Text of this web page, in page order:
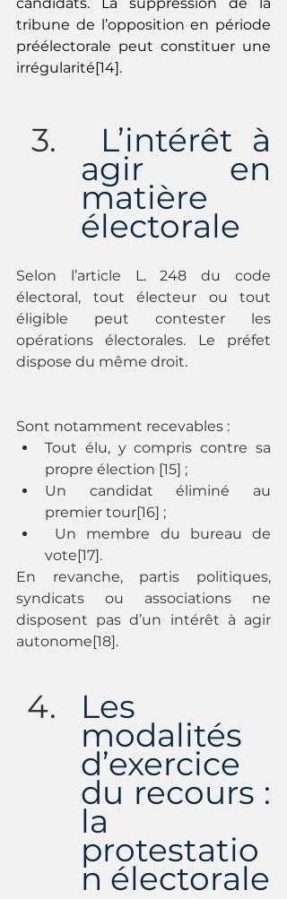
tribune de l’opposition en période
préélectorale peut constituer une
irrégularité[14].
L’intérêt à
agir en
matière
électorale
Selon l’article L. 248 du code
électoral, tout électeur ou tout
éligible peut contester les
opérations électorales. Le préfet
dispose du même droit.
Sont notamment recevables :
Tout élu, y compris contre sa
propre élection [15] ;
Un candidat éliminé au
premier tour[16] ;
vote[17].
En revanche, partis politiques,
syndicats ou associations ne
disposent pas d’un intérêt à agir
autonome[18].
Les
modalités
d’exercice
du recours :
la
protestatio
n électorale